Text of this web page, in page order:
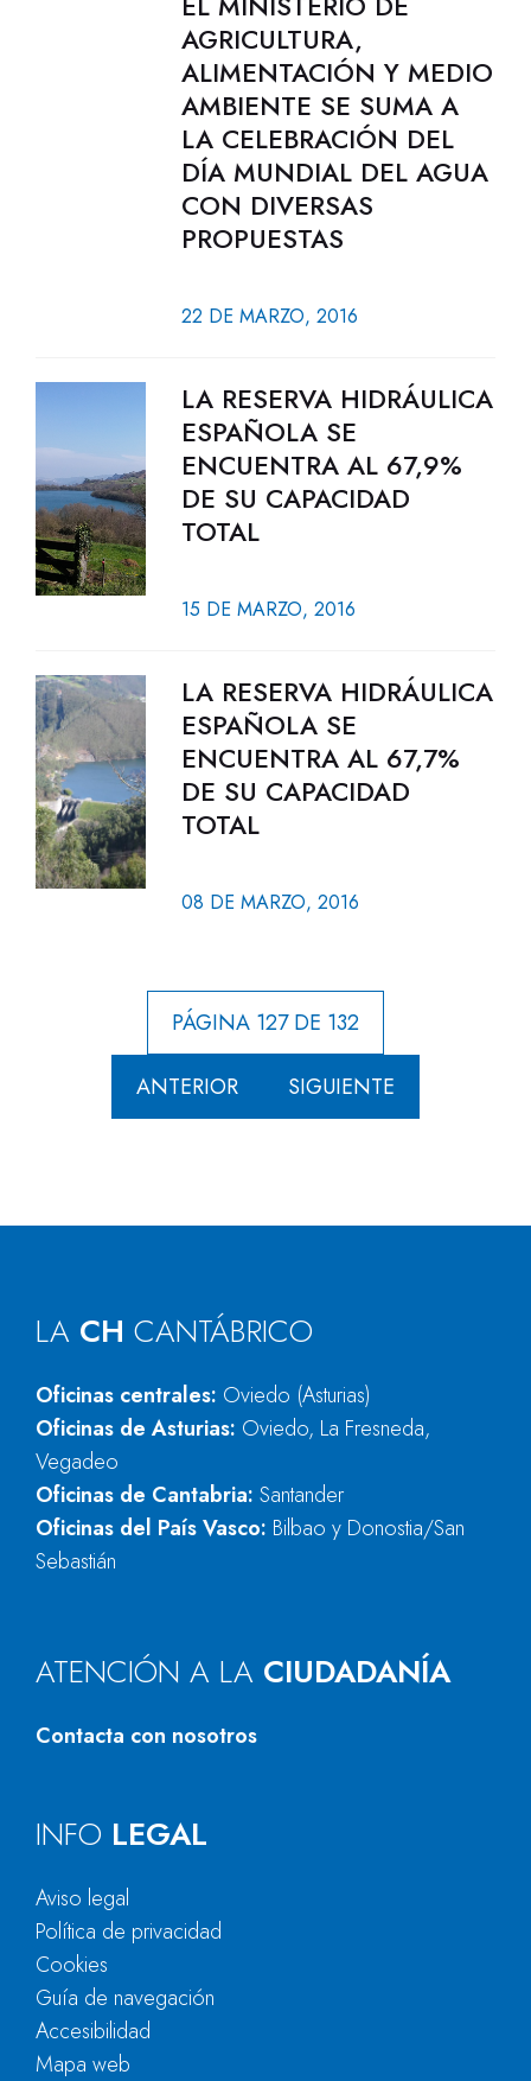
AGRICULTURA,
ALIMENTACIÓN Y MEDIO
AMBIENTE SE SUMA A
LA CELEBRACIÓN DEL
DÍA MUNDIAL DEL AGUA
CON DIVERSAS
PROPUESTAS
22 DE MARZO, 2016
LA RESERVA HIDRÁULICA
ESPAÑOLA SE
ENCUENTRA AL 67,9%
DE SU CAPACIDAD
TOTAL
15 DE MARZO, 2016
LA RESERVA HIDRÁULICA
ESPAÑOLA SE
ENCUENTRA AL 67,7%
DE SU CAPACIDAD
TOTAL
08 DE MARZO, 2016
PÁGINA 127 DE 132
ANTERIOR SIGUIENTE
LA CH CANTÁBRICO
Oficinas centrales: Oviedo (Asturias)
Oficinas de Asturias: Oviedo, La Fresneda,
Vegadeo
Oficinas de Cantabria: Santander
Oficinas del País Vasco: Bilbao y Donostia/San
Sebastián
ATENCIÓN A LA CIUDADANÍA
Contacta con nosotros
INFO LEGAL
Aviso legal
Política de privacidad
Cookies
Guía de navegación
Accesibilidad
Mapa web